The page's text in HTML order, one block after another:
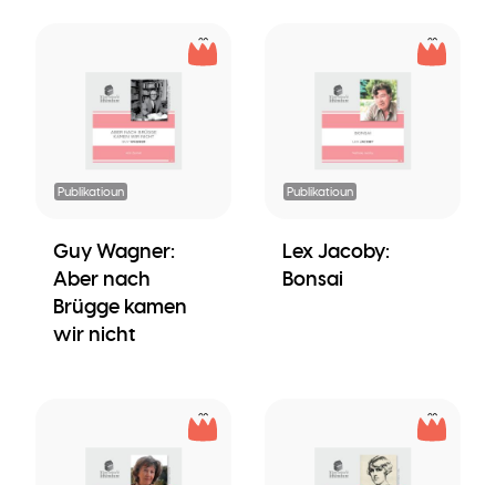
Publikatioun
Guy Wagner:
Aber nach
Brügge kamen
wir nicht
Publikatioun
Lex Jacoby:
Bonsai